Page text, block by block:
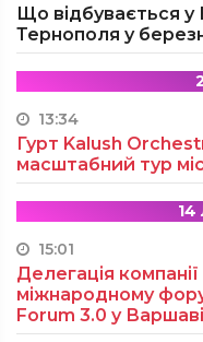
Що відбувається у
Тернополя у
13:34
Гурт Kalush
масштабний тур
15:01
Делегація
міжнародному
Forum 3.0 у Варшаві